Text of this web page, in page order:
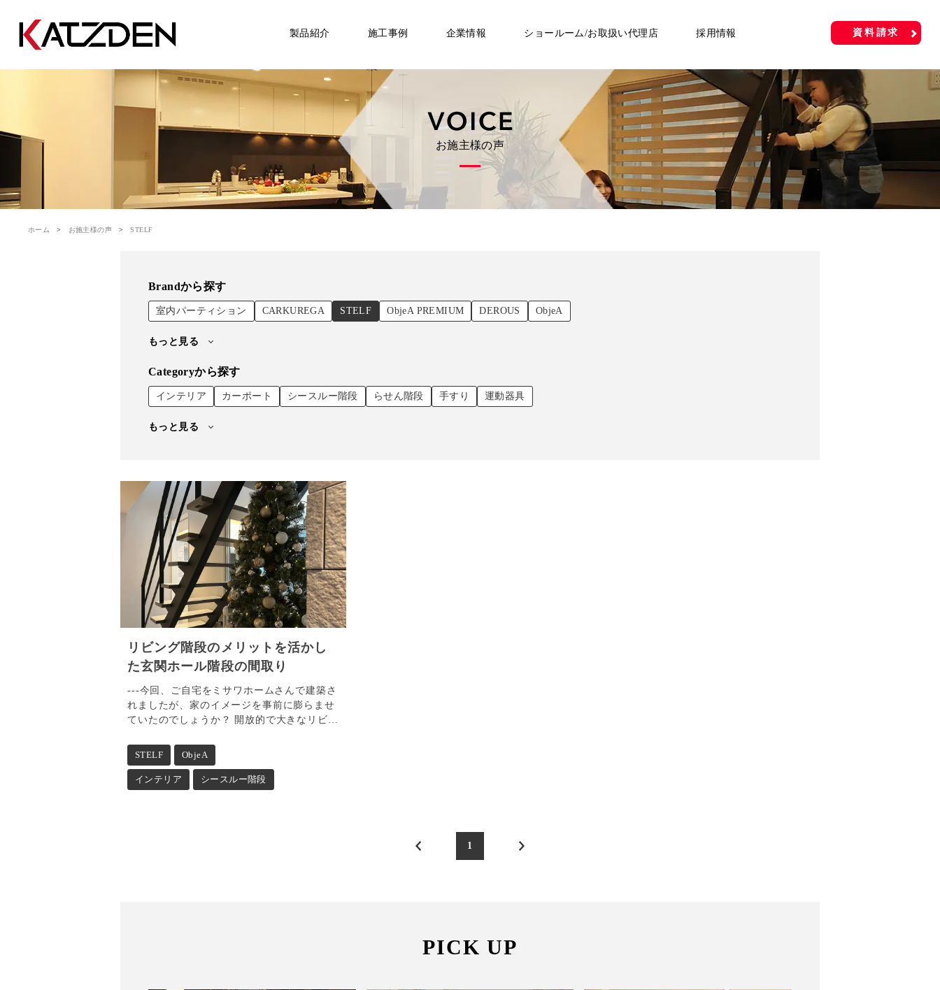
製品紹介 施工事例 企業情報 ショールーム/お取扱い代理店 採用情報 資料請求
お施主様の声
ホーム お施主様の声 STELF
Brandから探す
室内パーティション CARKUREGA STELF ObjeA PREMIUM DEROUS ObjeA
もっと見る
Categoryから探す
インテリア カーポート シースルー階段 らせん階段 手すり 運動器具
もっと見る
リビング階段のメリットを活かし
た玄関ホール階段の間取り
---今回、ご自宅をミサワホームさんで建築さ
れましたが、家のイメージを事前に膨らませ
ていたのでしょうか？ 開放的で大きなリビ…
STELF ObjeA
インテリア シースルー階段
1
PICK UP